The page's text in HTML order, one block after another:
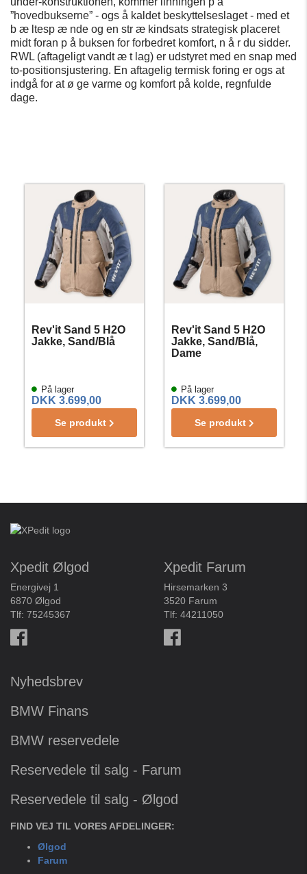
”hovedbukserne” - ogs å kaldet beskyttelseslaget - med et
b æ ltesp æ nde og en str æ kindsats strategisk placeret
midt foran p å buksen for forbedret komfort, n å r du sidder.
RWL (aftageligt vandtæ t lag) er udstyret med en snap med
to-positionsjustering. En aftagelig termisk foring er ogs at
indgå for at ø ge varme og komfort på kolde, regnfulde
dage.
Rev'it Sand 5 H2O
Jakke, Sand/Blå
På lager
DKK 3.699,00
Se produkt
Rev'it Sand 5 H2O
Jakke, Sand/Blå,
Dame
På lager
DKK 3.699,00
Se produkt
Xpedit Ølgod
Energivej 1
6870 Ølgod
Tlf: 75245367
Xpedit Farum
Hirsemarken 3
3520 Farum
Tlf: 44211050
Nyhedsbrev
BMW Finans
BMW reservedele
Reservedele til salg - Farum
Reservedele til salg - Ølgod
FIND VEJ TIL VORES AFDELINGER:
Ølgod
Farum